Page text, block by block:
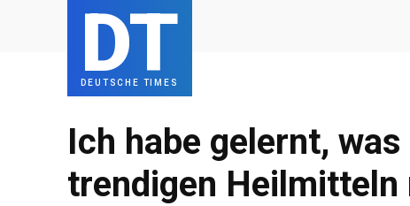
DT
DEUTSCHE TIMES
Ich habe gelernt,
trendigen